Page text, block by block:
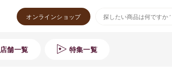
オンラインショップ
店舗一覧 特集一覧